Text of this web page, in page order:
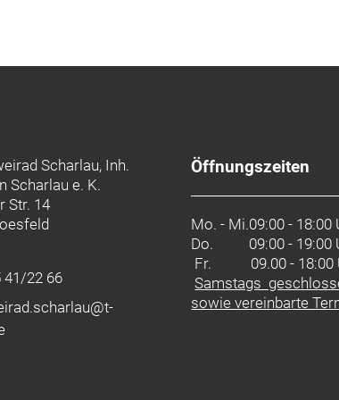
Scharlau, Inh.
Scharlau e. K.
Str. 14
41/22 66
Öffnungszeiten
Mo. - Mi.09:00 - 18:00
Do.
09:00 - 19:00
Fr. 09.00 - 18:00
Samstags
sowie vereinbarte